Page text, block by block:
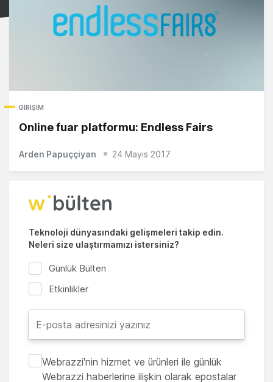
GIRIŞIM
Online fuar platformu: Endless Fairs
Arden Papuççiyan 24 Mayıs 2017
Teknoloji dünyasındaki gelişmeleri takip edin.
Neleri size ulaştırmamızı istersiniz?
Günlük Bülten
Etkinlikler
Webrazzi'nin hizmet ve ürünleri ile günlük
Webrazzi haberlerine ilişkin olarak epostalar